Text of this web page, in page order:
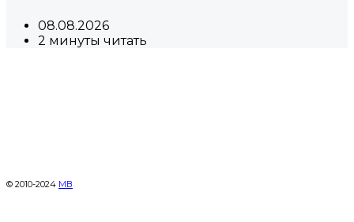
08.08.2026
2 минуты читать
© 2010-2024 МВ